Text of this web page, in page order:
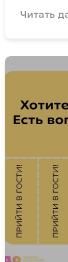
Читать